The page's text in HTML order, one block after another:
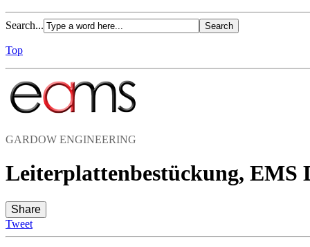
Search...
Top
GARDOW ENGINEERING
Leiterplattenbestückung, EMS
Share
Tweet